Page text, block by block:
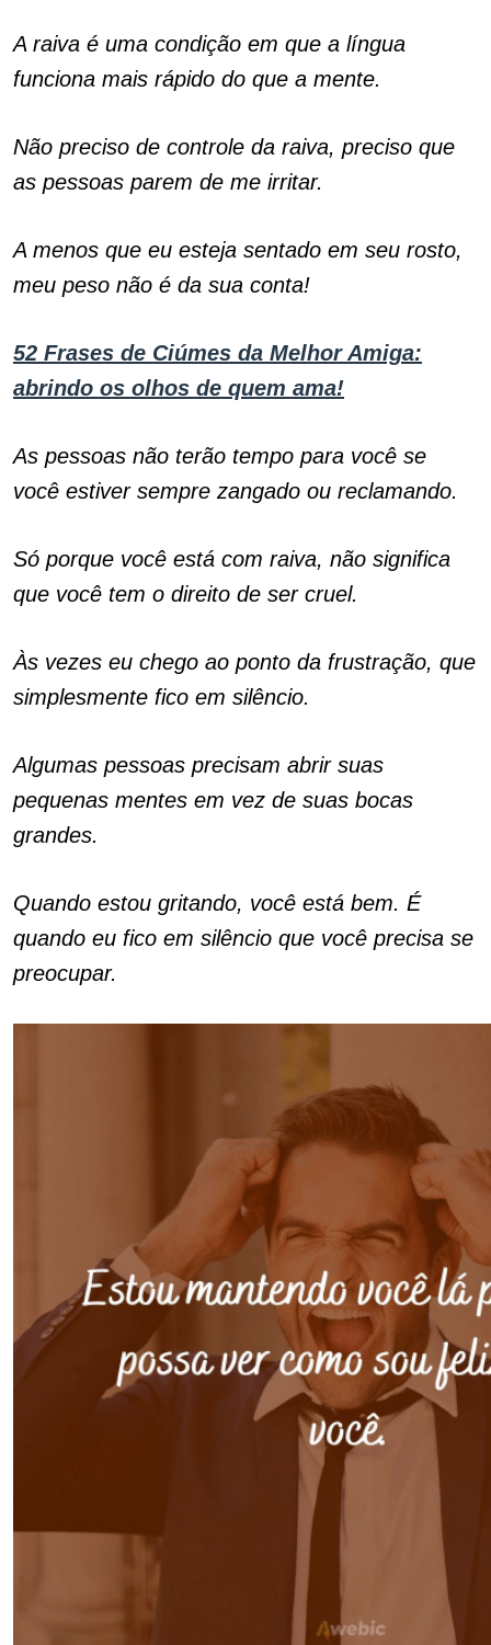
A raiva é uma condição em que a língua
funciona mais rápido do que a mente.
Não preciso de controle da raiva, preciso que
as pessoas parem de me irritar.
A menos que eu esteja sentado em seu rosto,
meu peso não é da sua conta!
52 Frases de Ciúmes da Melhor Amiga:
abrindo os olhos de quem ama!
As pessoas não terão tempo para você se
você estiver sempre zangado ou reclamando.
Só porque você está com raiva, não significa
que você tem o direito de ser cruel.
Às vezes eu chego ao ponto da frustração, que
simplesmente fico em silêncio.
Algumas pessoas precisam abrir suas
pequenas mentes em vez de suas bocas
grandes.
Quando estou gritando, você está bem. É
quando eu fico em silêncio que você precisa se
preocupar.